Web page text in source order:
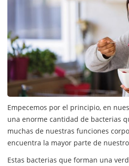
Empecemos por el principio, en
una enorme cantidad de bacterias
muchas de nuestras funciones
encuentra la mayor parte de
Estas bacterias que forman una